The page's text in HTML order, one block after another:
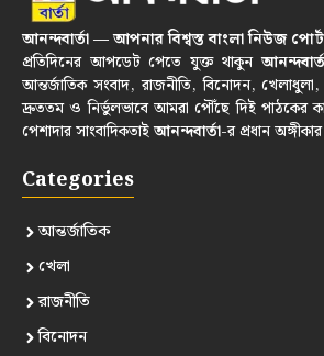
আনন্দবার্তা — আপনার বিশ্বস্ত বাংলা নিউজ
প্রতিদিনের আপডেট পেতে যুক্ত থাকুন
আন্তর্জাতিক সংবাদ, রাজনীতি, বিনোদন,
দ্রুততম ও নির্ভুলভাবে আমরা পৌঁছে দিই পাঠকের
পেশাদার সাংবাদিকতাইআনন্দবার্তা-র প্রধান
Categories
আন্তর্জাতিক
খেলা
রাজনীতি
বিনোদন